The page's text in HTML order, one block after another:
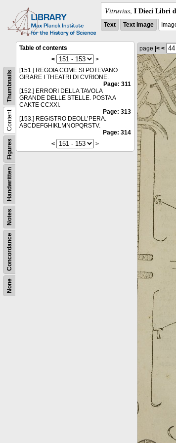
Vitruvius, I Dieci Libri
Text Text Image
None
Concordance
Notes
Handwritten
Figures
Content
Thumbnails
Table of contents
<
>
[151.] REGOIA COME SI POTEVANO
GIRARE I THEATRI DI CVRIONE.
Page: 311
[152.] ERRORI DELLA TAVOLA
GRANDE DELLE STELLE. POSTA A
CAKTE CCXXI.
Page: 313
[153.] REGISTRO DEOLL’PERA.
ABCDEFGHIKLMNOPQRSTV.
Page: 314
<
>
page |< <